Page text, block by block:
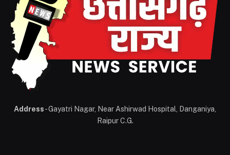
Address- Gayatri Nagar, Near Ashirwad Hospital, Danganiya,
Raipur C.G.